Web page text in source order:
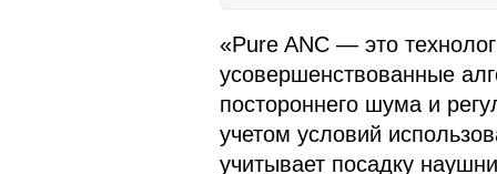
«Pure ANC — это
усовершенствованные
постороннего шума и
учетом условий
учитывает посадку